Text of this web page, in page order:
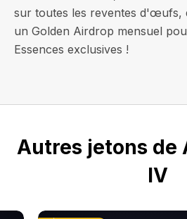
sur toutes les reventes d'œufs,
un Golden Airdrop mensuel
Essences exclusives !
Autres jetons de
IV